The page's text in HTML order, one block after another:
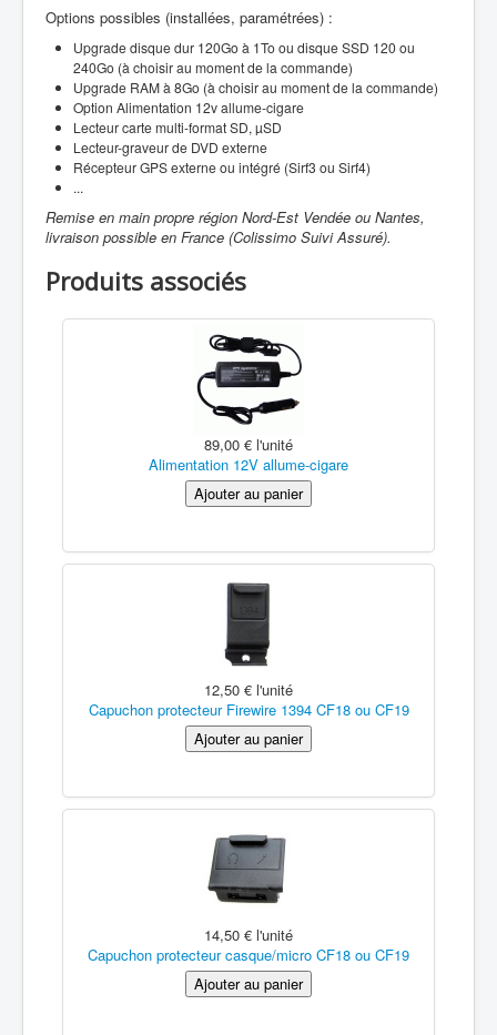
Options possibles (installées, paramétrées) :
Upgrade disque dur 120Go à 1To ou disque SSD 120 ou
240Go (à choisir au moment de la commande)
Upgrade RAM à 8Go (à choisir au moment de la commande)
Option Alimentation 12v allume-cigare
Lecteur carte multi-format SD, µSD
Lecteur-graveur de DVD externe
Récepteur GPS externe ou intégré (Sirf3 ou Sirf4)
...
Remise en main propre région Nord-Est Vendée ou Nantes,
livraison possible en France (Colissimo Suivi Assuré).
Produits associés
89,00 € l'unité
Alimentation 12V allume-cigare
12,50 € l'unité
Capuchon protecteur Firewire 1394 CF18 ou CF19
14,50 € l'unité
Capuchon protecteur casque/micro CF18 ou CF19